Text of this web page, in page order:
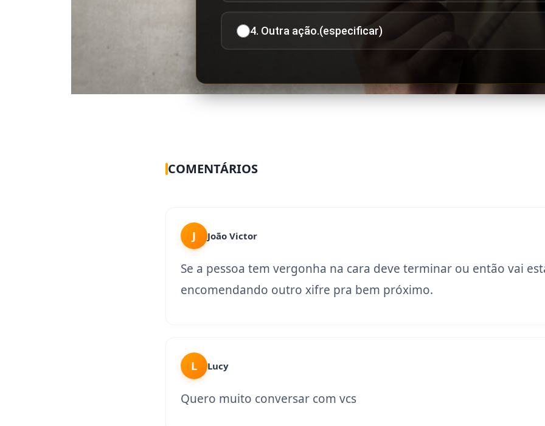
4. Outra ação.(especificar)
COMENTÁRIOS
J João Victor
Se a pessoa tem vergonha na cara deve terminar ou então vai
encomendando outro xifre pra bem próximo.
L Lucy
Quero muito conversar com vcs